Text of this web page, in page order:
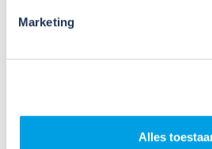
Marketing
Alles
werken. Dat is een belangrijke
daarmee voldoe je nog niet
u...